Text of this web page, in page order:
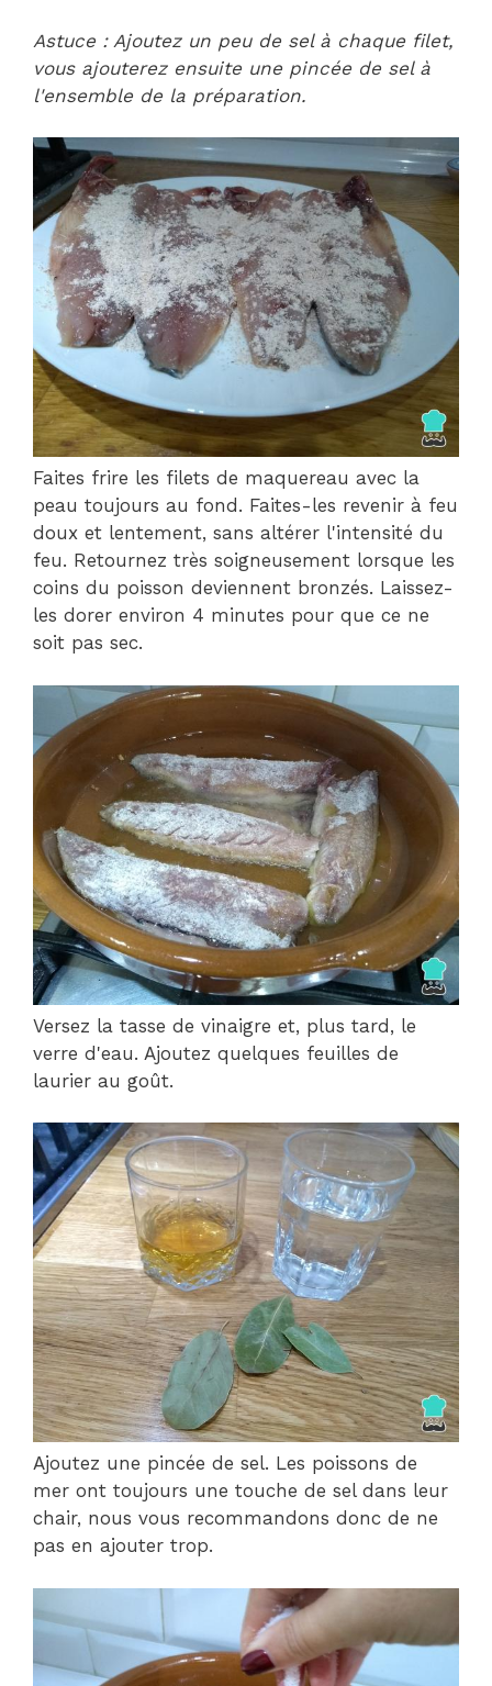
Astuce : Ajoutez un peu de sel à chaque filet,
vous ajouterez ensuite une pincée de sel à
l'ensemble de la préparation.
Faites frire les filets de maquereau avec la
peau toujours au fond. Faites-les revenir à feu
doux et lentement, sans altérer l'intensité du
feu. Retournez très soigneusement lorsque les
coins du poisson deviennent bronzés. Laissez-
les dorer environ 4 minutes pour que ce ne
soit pas sec.
Versez la tasse de vinaigre et, plus tard, le
verre d'eau. Ajoutez quelques feuilles de
laurier au goût.
Ajoutez une pincée de sel. Les poissons de
mer ont toujours une touche de sel dans leur
chair, nous vous recommandons donc de ne
pas en ajouter trop.